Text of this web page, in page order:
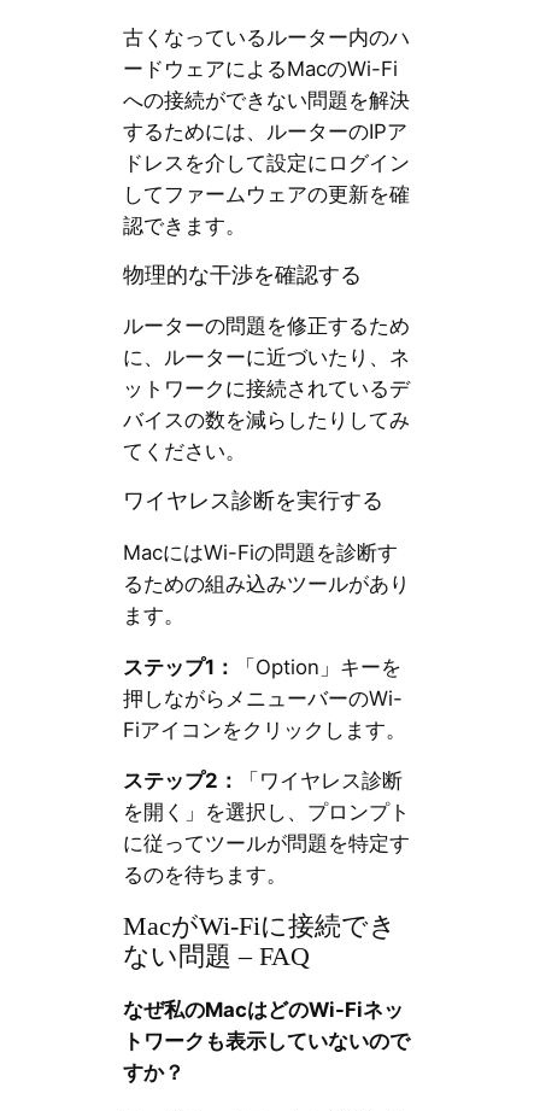
古くなっているルーター内のハ
ードウェアによるMacのWi-Fi
への接続ができない問題を解決
するためには、ルーターのIPア
ドレスを介して設定にログイン
してファームウェアの更新を確
認できます。
物理的な干渉を確認する
ルーターの問題を修正するため
に、ルーターに近づいたり、ネ
ットワークに接続されているデ
バイスの数を減らしたりしてみ
てください。
ワイヤレス診断を実行する
MacにはWi-Fiの問題を診断す
るための組み込みツールがあり
ます。
ステップ1：
「Option」キーを
押しながらメニューバーのWi-
Fiアイコンをクリックします。
ステップ2：
「ワイヤレス診断
を開く」を選択し、プロンプト
に従ってツールが問題を特定す
るのを待ちます。
MacがWi-Fiに接続でき
ない問題 – FAQ
なぜ私のMacはどのWi-Fiネッ
トワークも表示していないので
すか？